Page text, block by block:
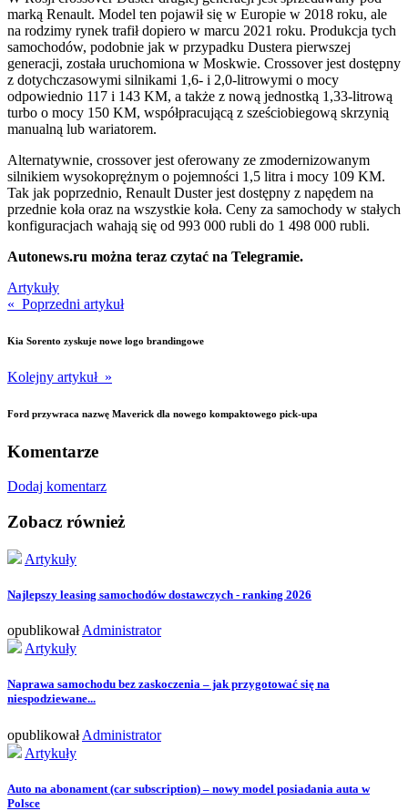
marką Renault. Model ten pojawił się w Europie w 2018 roku, ale
na rodzimy rynek trafił dopiero w marcu 2021 roku. Produkcja tych
samochodów, podobnie jak w przypadku Dustera pierwszej
generacji, została uruchomiona w Moskwie. Crossover jest dostępny
z dotychczasowymi silnikami 1,6- i 2,0-litrowymi o mocy
odpowiednio 117 i 143 KM, a także z nową jednostką 1,33-litrową
turbo o mocy 150 KM, współpracującą z sześciobiegową skrzynią
manualną lub wariatorem.
Alternatywnie, crossover jest oferowany ze zmodernizowanym
silnikiem wysokoprężnym o pojemności 1,5 litra i mocy 109 KM.
Tak jak poprzednio, Renault Duster jest dostępny z napędem na
przednie koła oraz na wszystkie koła. Ceny za samochody w stałych
konfiguracjach wahają się od 993 000 rubli do 1 498 000 rubli.
Autonews.ru można teraz czytać na Telegramie.
Artykuły
« Poprzedni artykuł
Kia Sorento zyskuje nowe logo brandingowe
Kolejny artykuł »
Ford przywraca nazwę Maverick dla nowego kompaktowego pick-upa
Komentarze
Dodaj komentarz
Zobacz również
Artykuły
Najlepszy leasing samochodów dostawczych - ranking 2026
opublikował Administrator
Artykuły
Naprawa samochodu bez zaskoczenia – jak przygotować się na
niespodziewane...
opublikował Administrator
Artykuły
Auto na abonament (car subscription) – nowy model posiadania auta w
Polsce